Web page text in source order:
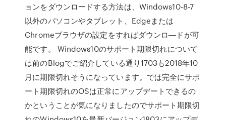
ョンをダウンロードする方法は、Windows10-8-7
以外のパソコンやタブレット、Edgeまたは
Chromeブラウザの設定をすればダウンロ―ドが可
能です。 Windows10のサポート期限切れについて
は前のBlogでご紹介している通り1703も2018年10
月に期限切れそうになっています。では完全にサポ
ート期限切れのOSは正常にアップデートできるの
かということが気になりましたのでサポート期限切